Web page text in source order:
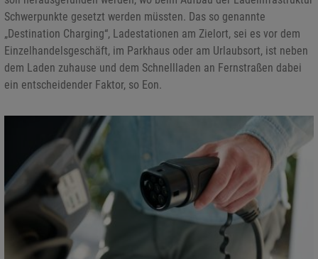
Schwerpunkte gesetzt werden müssten. Das so genannte
„Destination Charging“, Ladestationen am Zielort, sei es vor dem
Einzelhandelsgeschäft, im Parkhaus oder am Urlaubsort, ist neben
dem Laden zuhause und dem Schnellladen an Fernstraßen dabei
ein entscheidender Faktor, so Eon.